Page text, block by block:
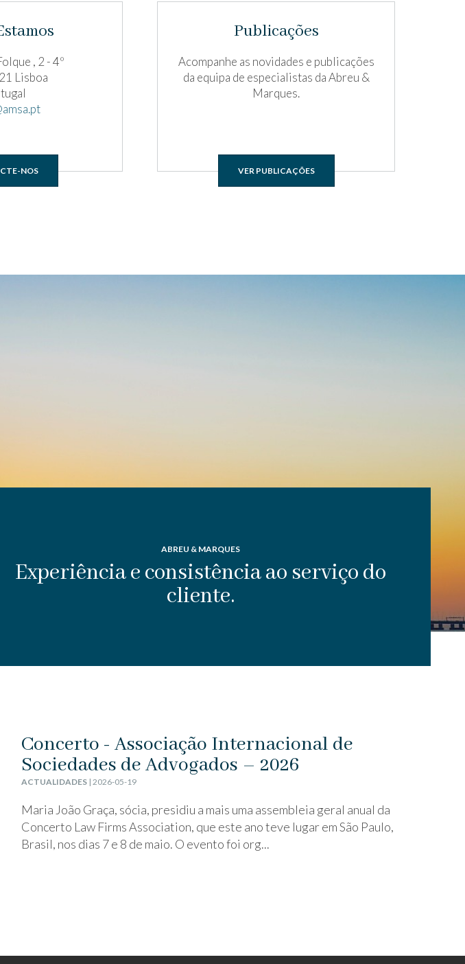
, 2 - 4º
Lisboa
NOS
Publicações
Acompanhe as novidades e publicações
da equipa de especialistas da Abreu &
Marques.
VER PUBLICAÇÕES
ABREU & MARQUES
Experiência e consistência ao serviço do
cliente.
Concerto - Associação Internacional de
Sociedades de Advogados – 2026
ACTUALIDADES | 2026-05-19
Maria João Graça, sócia, presidiu a mais uma assembleia geral anual da
Concerto Law Firms Association, que este ano teve lugar em São Paulo,
Brasil, nos dias 7 e 8 de maio. O evento foi org...